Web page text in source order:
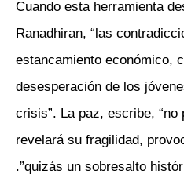
Cuando esta herramienta
Ranadhiran, “las
estancamiento económico,
desesperación de los
crisis”. La paz, escribe, “no
revelará su fragilidad,
quizás un sobresalto